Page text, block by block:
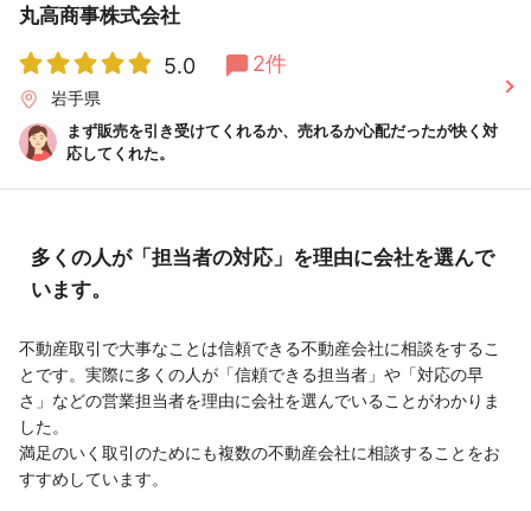
丸高商事株式会社
5.0 2件
岩手県
まず販売を引き受けてくれるか、売れるか心配だったが快く対
応してくれた。
多くの人が「担当者の対応」を理由に会社を選んで
います。
不動産取引で大事なことは信頼できる不動産会社に相談をするこ
とです。実際に多くの人が「信頼できる担当者」や「対応の早
さ」などの営業担当者を理由に会社を選んでいることがわかりま
した。
満足のいく取引のためにも複数の不動産会社に相談することをお
すすめしています。